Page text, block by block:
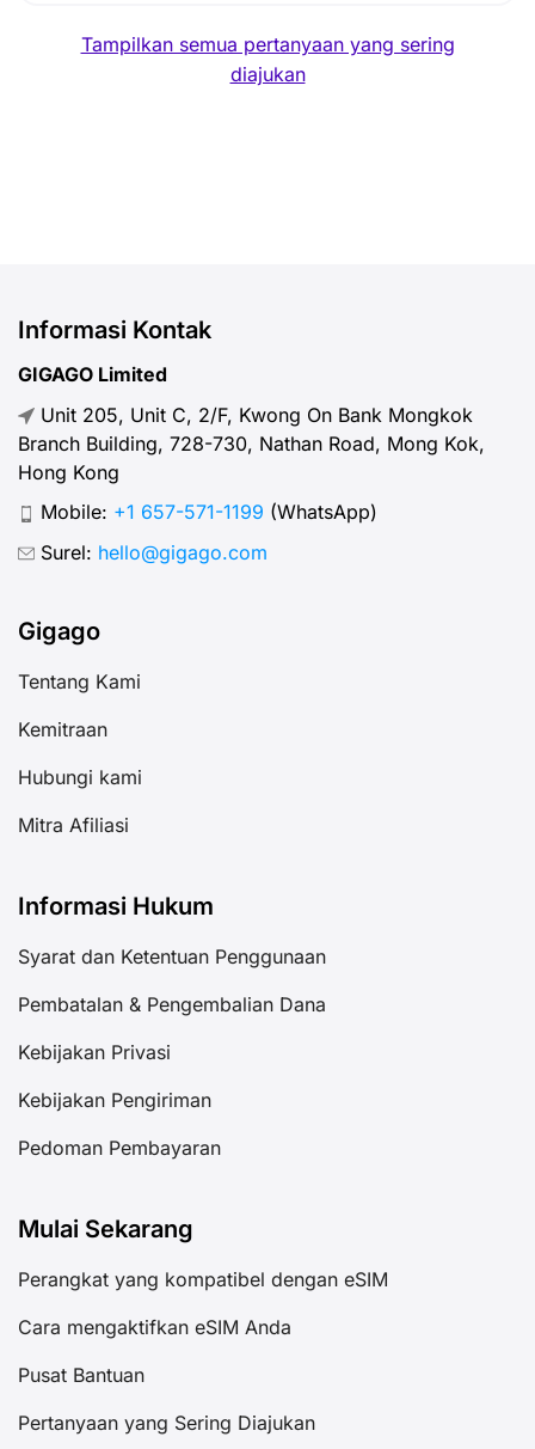
Tampilkan semua pertanyaan yang sering
diajukan
Informasi Kontak
GIGAGO Limited
Unit 205, Unit C, 2/F, Kwong On Bank Mongkok
Branch Building, 728-730, Nathan Road, Mong Kok,
Hong Kong
Mobile: +1 657-571-1199 (WhatsApp)
Surel: hello@gigago.com
Gigago
Tentang Kami
Kemitraan
Hubungi kami
Mitra Afiliasi
Informasi Hukum
Syarat dan Ketentuan Penggunaan
Pembatalan & Pengembalian Dana
Kebijakan Privasi
Kebijakan Pengiriman
Pedoman Pembayaran
Mulai Sekarang
Perangkat yang kompatibel dengan eSIM
Cara mengaktifkan eSIM Anda
Pusat Bantuan
Pertanyaan yang Sering Diajukan